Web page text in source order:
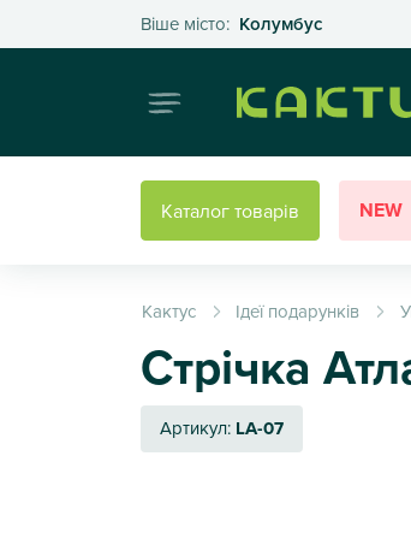
Віше місто: КолумбусОберіть
Каталог товарів NEW
Кактус Ідеї подарунків
Стрічка
Артикул: LA-07